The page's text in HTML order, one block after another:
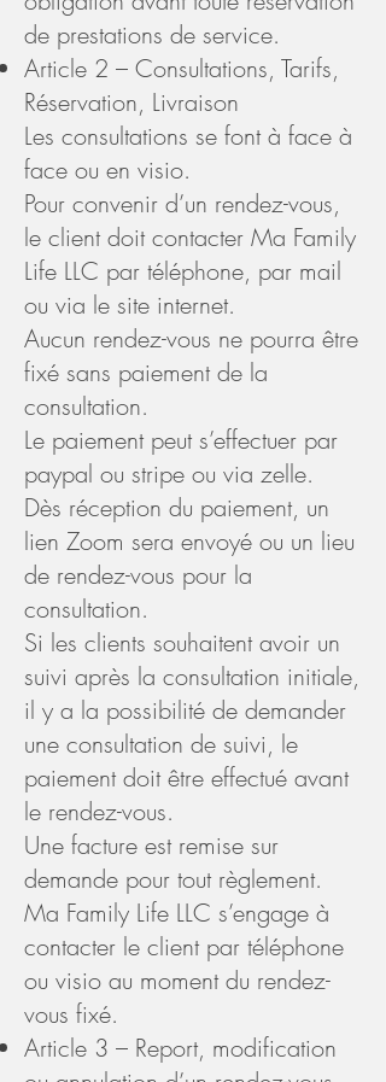
de prestations de service.
Article 2 – Consultations, Tarifs,
Réservation, Livraison
Les consultations se font à face à
face ou en visio.
Pour convenir d’un rendez-vous,
le client doit contacter Ma Family
Life LLC par téléphone, par mail
ou via le site internet.
Aucun rendez-vous ne pourra être
fixé sans paiement de la
consultation.
Le paiement peut s’effectuer par
paypal ou stripe ou via zelle.
Dès réception du paiement, un
lien Zoom sera envoyé ou un lieu
de rendez-vous pour la
consultation.
Si les clients souhaitent avoir un
suivi après la consultation initiale,
il y a la possibilité de demander
une consultation de suivi, le
paiement doit être effectué avant
le rendez-vous.
Une facture est remise sur
demande pour tout règlement.
Ma Family Life LLC s’engage à
contacter le client par téléphone
ou visio au moment du rendez-
vous fixé.
Article 3 – Report, modification